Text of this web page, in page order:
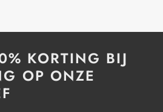
KORTING BIJ
OP ONZE